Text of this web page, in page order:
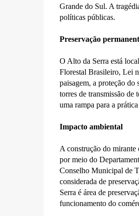
Grande do Sul. A
políticas públicas.
Preservação
O Alto da Serra está
Florestal Brasileiro, Lei
paisagem, a proteção do
torres de transmissão de
uma rampa para a
Impacto ambiental
A construção do mirante
por meio do
Conselho Municipal de
considerada de
Serra é área de
funcionamento do